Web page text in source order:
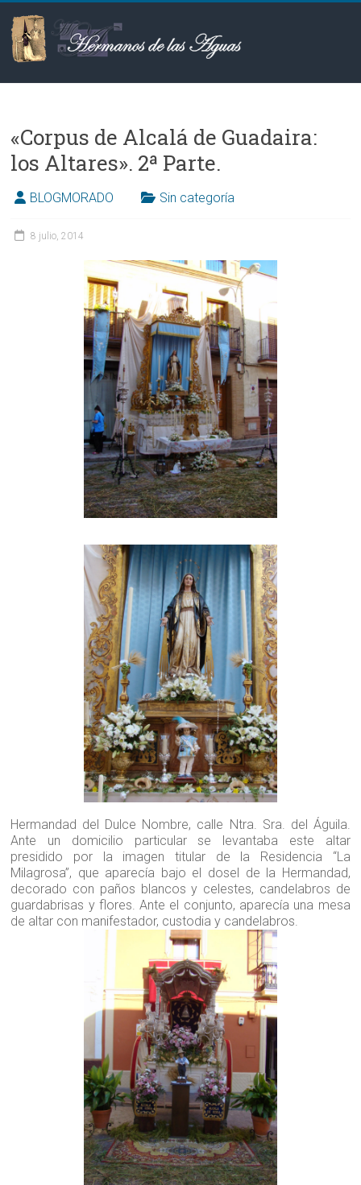
contenido
Hermanos
las
Aguas
«Corpus de Alcalá de Guadaira:
los Altares». 2ª Parte.
BLOGMORADO Sin categoría
8 julio, 2014
Hermandad del Dulce Nombre, calle Ntra. Sra. del Águila.
Ante un domicilio particular se levantaba este altar
presidido por la imagen titular de la Residencia “La
Milagrosa”, que aparecía bajo el dosel de la Hermandad,
decorado con paños blancos y celestes, candelabros de
guardabrisas y flores. Ante el conjunto, aparecía una mesa
de altar con manifestador, custodia y candelabros.